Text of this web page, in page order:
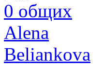
0 общих
Alena
Beliankova